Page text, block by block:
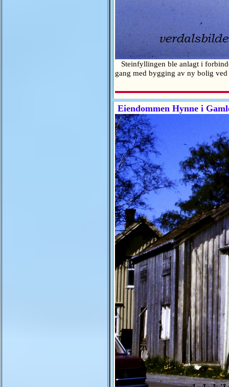
Steinfyllingen ble anlagt i
gang med bygging av ny bolig
Eiendommen Hynne i